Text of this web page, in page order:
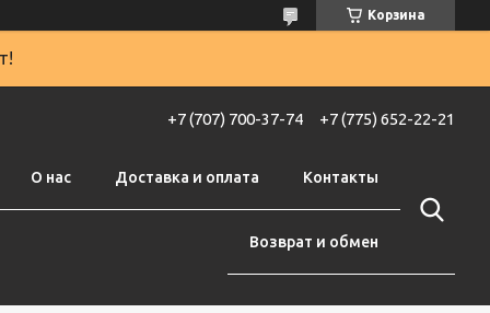
Корзина
+7 (707) 700-37-74 +7 (775) 652-22-21
О нас Доставка и оплата Контакты
Возврат и обмен